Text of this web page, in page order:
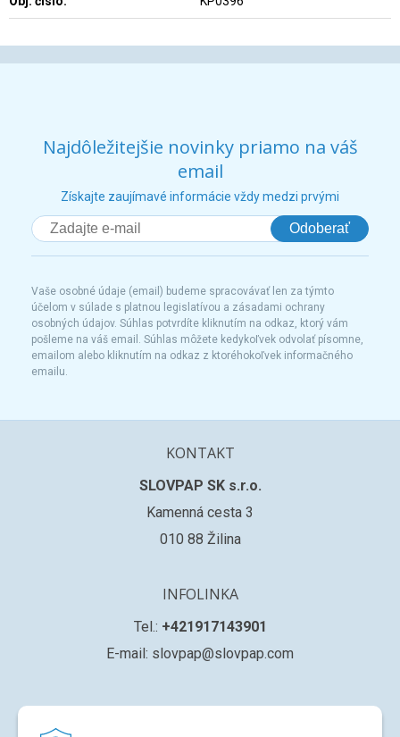
Najdôležitejšie novinky priamo na váš
email
Získajte zaujímavé informácie vždy medzi prvými
Odoberať
Vaše osobné údaje (email) budeme spracovávať len za týmto
účelom v súlade s platnou legislatívou a zásadami ochrany
osobných údajov. Súhlas potvrdíte kliknutím na odkaz, ktorý vám
pošleme na váš email. Súhlas môžete kedykoľvek odvolať písomne,
emailom alebo kliknutím na odkaz z ktoréhokoľvek informačného
emailu.
KONTAKT
SLOVPAP SK s.r.o.
Kamenná cesta 3
010 88 Žilina
INFOLINKA
Tel.: +421917143901
E-mail: slovpap@slovpap.com